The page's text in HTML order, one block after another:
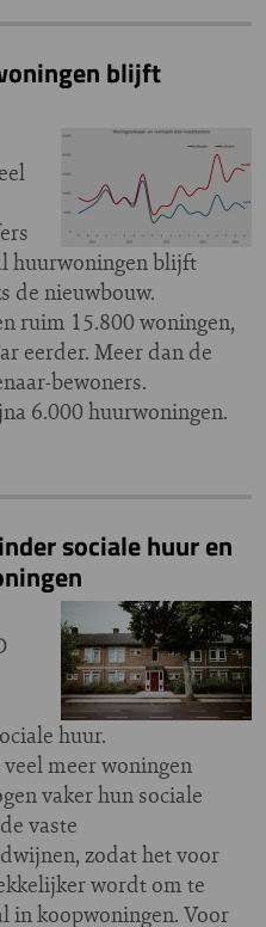
blijft
huurwoningen blijft
de nieuwbouw.
ruim 15.800 woningen,
eerder. Meer dan de
bewoners.
6.000 huurwoningen.
sociale huur en
huur.
meer woningen
vaker hun sociale
vaste
zodat het voor
wordt om te
in koopwoningen. Voor